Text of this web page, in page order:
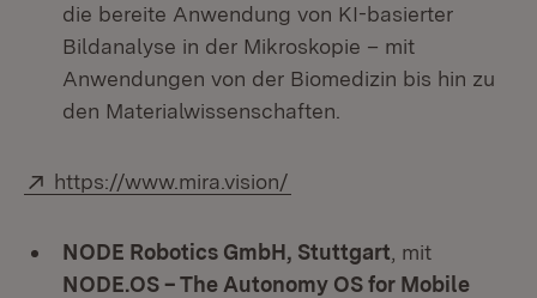
die bereite Anwendung von KI-basierter
Bildanalyse in der Mikroskopie – mit
Anwendungen von der Biomedizin bis hin zu
den Materialwissenschaften.
Extern:
https://www.mira.vision/
NODE Robotics GmbH, Stuttgart , mit
NODE.OS– The Autonomy OS for Mobile